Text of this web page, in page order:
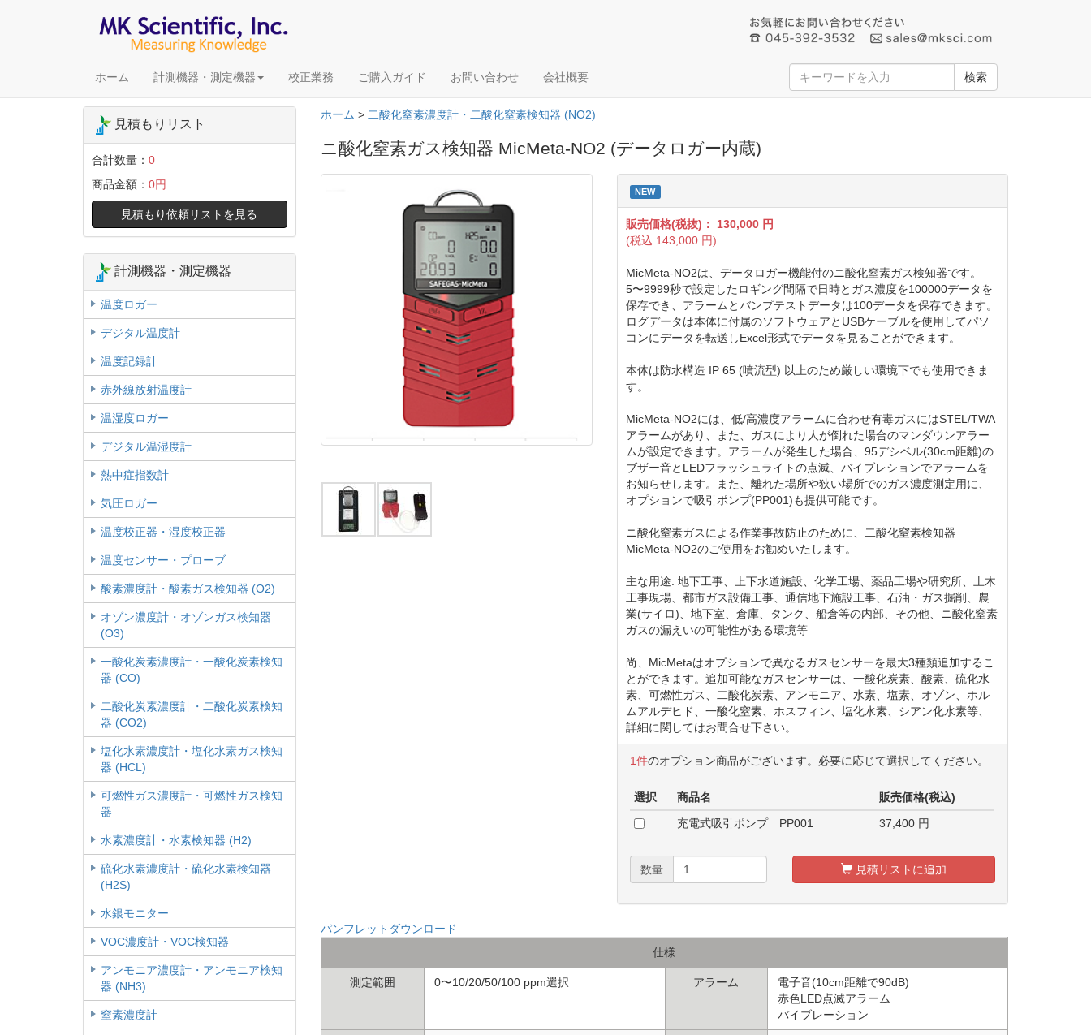
ホーム 計測機器・測定機器 校正業務 ご購入ガイド お問い合わせ 会社概要 検索
ホーム > 二酸化窒素濃度計・二酸化窒素検知器 (NO2)
ニ酸化窒素ガス検知器 MicMeta-NO2 (データロガー内蔵)
NEW
販売価格(税抜)： 130,000 円
(税込 143,000 円)
MicMeta-NO2は、データロガー機能付のニ酸化窒素ガス検知器です。
5〜9999秒で設定したロギング間隔で日時とガス濃度を100000データを
保存でき、アラームとバンプテストデータは100データを保存できます。
ログデータは本体に付属のソフトウェアとUSBケーブルを使用してパソ
コンにデータを転送しExcel形式でデータを見ることができます。
本体は防水構造 IP 65 (噴流型) 以上のため厳しい環境下でも使用できま
す。
MicMeta-NO2には、低/高濃度アラームに合わせ有毒ガスにはSTEL/TWA
アラームがあり、また、ガスにより人が倒れた場合のマンダウンアラー
ムが設定できます。アラームが発生した場合、95デシベル(30cm距離)の
ブザー音とLEDフラッシュライトの点滅、バイブレションでアラームを
お知らせします。また、離れた場所や狭い場所でのガス濃度測定用に、
オプションで吸引ポンプ(PP001)も提供可能です。
ニ酸化窒素ガスによる作業事故防止のために、二酸化窒素検知器
MicMeta-NO2のご使用をお勧めいたします。
主な用途: 地下工事、上下水道施設、化学工場、薬品工場や研究所、土木
工事現場、都市ガス設備工事、通信地下施設工事、石油・ガス掘削、農
業(サイロ)、地下室、倉庫、タンク、船倉等の内部、その他、ニ酸化窒素
ガスの漏えいの可能性がある環境等
尚、MicMetaはオプションで異なるガスセンサーを最大3種類追加するこ
とができます。追加可能なガスセンサーは、一酸化炭素、酸素、硫化水
素、可燃性ガス、二酸化炭素、アンモニア、水素、塩素、オゾン、ホル
ムアルデヒド、一酸化窒素、ホスフィン、塩化水素、シアン化水素等、
詳細に関してはお問合せ下さい。
1件のオプション商品がございます。必要に応じて選択してください。
選択 商品名
販売価格(税込)
充電式吸引ポンプ PP001
37,400 円
数量 見積リストに追加
パンフレットダウンロード
仕様
測定範囲 0〜10/20/50/100 ppm選択 アラーム
電子音(10cm距離で90dB)
赤色LED点滅アラーム
バイブレーション
見積もりリスト
合計数量： 0
商品金額： 0円
見積もり依頼リストを見る
計測機器・測定機器
温度ロガー
デジタル温度計
温度記録計
赤外線放射温度計
温湿度ロガー
デジタル温湿度計
熱中症指数計
気圧ロガー
温度校正器・湿度校正器
温度センサー・プローブ
酸素濃度計・酸素ガス検知器 (O2)
オゾン濃度計・オゾンガス検知器
(O3)
一酸化炭素濃度計・一酸化炭素検知
器 (CO)
二酸化炭素濃度計・二酸化炭素検知
器 (CO2)
塩化水素濃度計・塩化水素ガス検知
器 (HCL)
可燃性ガス濃度計・可燃性ガス検知
器
水素濃度計・水素検知器 (H2)
硫化水素濃度計・硫化水素検知器
(H2S)
水銀モニター
VOC濃度計・VOC検知器
アンモニア濃度計・アンモニア検知
器 (NH3)
窒素濃度計